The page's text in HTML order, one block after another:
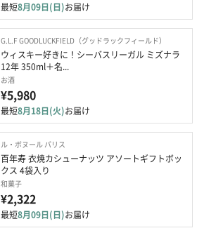
最短8月09日(日)お届け
G.L.F GOODLUCKFIELD（グッドラックフィールド）
ウィスキー好きに！シーバスリーガル ミズナラ
12年 350ml＋名...
お酒
¥5,980
最短8月18日(火)お届け
ル・ボヌール パリス
百年寿 衣焼カシューナッツ アソートギフトボッ
クス 4袋入り
和菓子
¥2,322
最短8月09日(日)お届け